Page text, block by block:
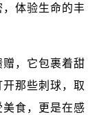
体验生命的丰
，它包裹着甜
那些刺球，取
食，更是在感